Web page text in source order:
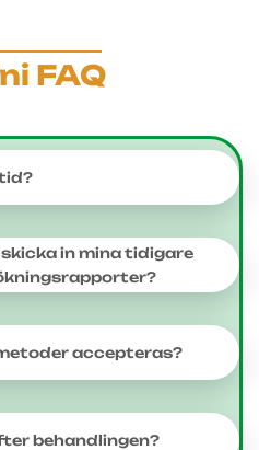
FAQ
in mina tidigare
accepteras?
behandlingen?